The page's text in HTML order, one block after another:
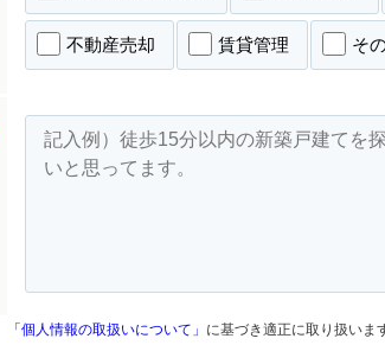
不動産売却 賃貸管理 そ
「個人情報の取扱いについて」 に基づき適正に取り扱いま